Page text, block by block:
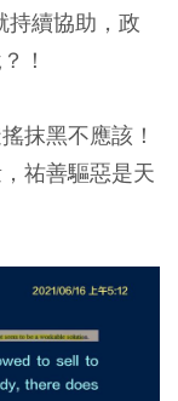
續協助，政
！
抹黑不應該！
祐善驅惡是天